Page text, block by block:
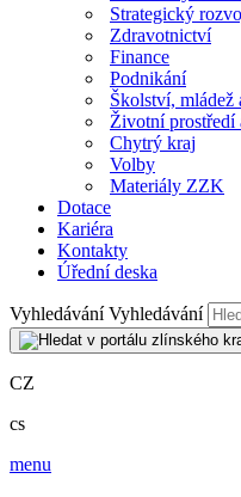
Strategický
Zdravotnictví
Finance
Podnikání
Školství, mládež
Životní prostředí
Chytrý kraj
Volby
Materiály ZZK
Dotace
Kariéra
Kontakty
Úřední deska
Vyhledávání Vyhledávání
CZ
cs
menu